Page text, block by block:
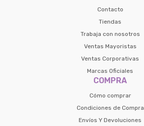
Contacto
Tiendas
Trabaja con nosotros
Ventas Mayoristas
Ventas Corporativas
Marcas Oficiales
COMPRA
Cómo comprar
Condiciones de Compra
Envíos Y Devoluciones